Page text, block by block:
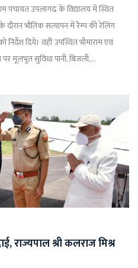
पंचायत उपलागढ के विद्यालय में स्थित
दौरान भौतिक सत्यापन में रैम्प की रेलिंग
दिये। वहीं उपस्थित भीमाराम एवं
मूलभूत सुविधा पानी, बिजली,...
राज्यपाल श्री कलराज मिश्र